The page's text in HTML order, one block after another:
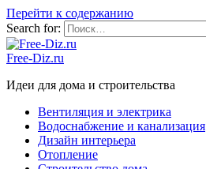
Перейти к содержанию
Search for:
Free-Diz.ru
Идеи для дома и строительства
Вентиляция и электрика
Водоснабжение и канализация
Дизайн интерьера
Отопление